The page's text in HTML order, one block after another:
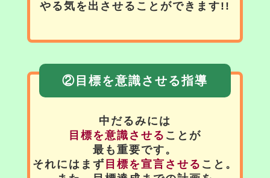
やる気を出させることができます!!
②目標を意識させる指導
中だるみには
目標を意識させる ことが
最も重要です。
それにはまず 目標を宣言させる こと。